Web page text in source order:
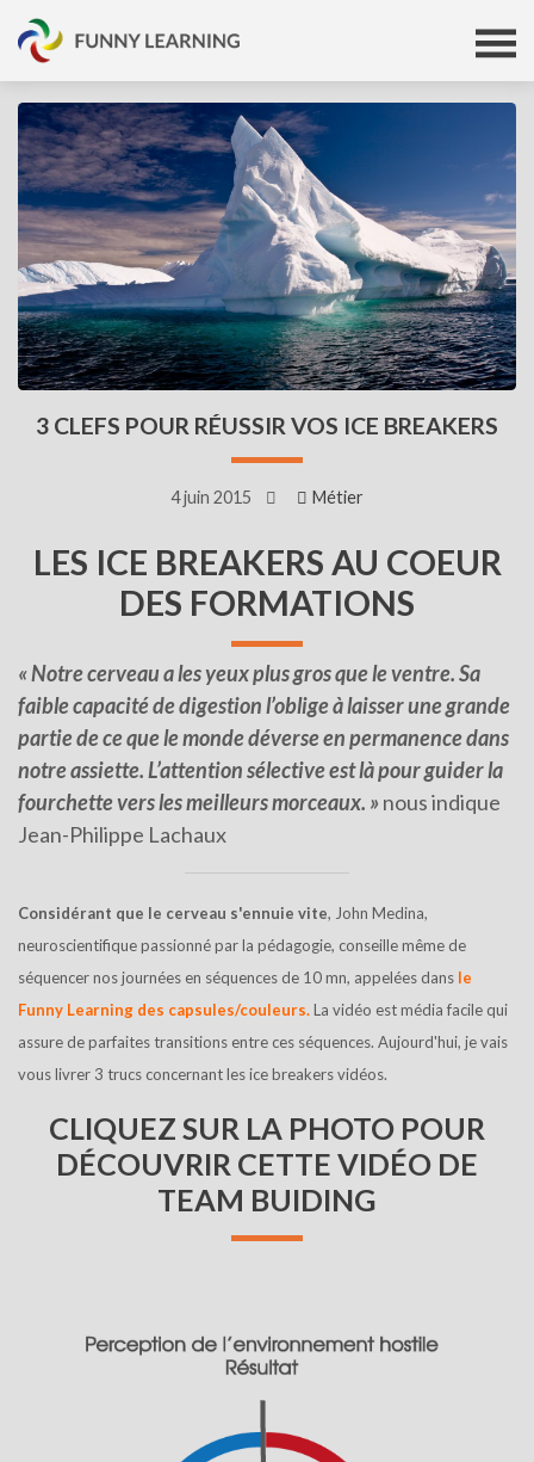
3 CLEFS POUR RÉUSSIR VOS ICE BREAKERS
4 juin 2015 Métier
LES ICE BREAKERS AU COEUR
DES FORMATIONS
«Notre cerveau a les yeux plus gros que le ventre. Sa
faible capacité de digestion l’oblige à laisser une grande
partie de ce que le monde déverse en permanence dans
notre assiette. L’attention sélective est là pour guider la
fourchette vers les meilleurs morceaux. »nous indique
Jean-Philippe Lachaux
Considérant que le cerveau s'ennuie vite, John Medina,
neuroscientifique passionné par la pédagogie, conseille même de
séquencer nos journées en séquences de 10 mn, appelées dans le
Funny Learning des capsules/couleurs.La vidéo est média facile qui
assure de parfaites transitions entre ces séquences. Aujourd'hui, je vais
vous livrer 3 trucs concernant les ice breakers vidéos.
CLIQUEZ SUR LA PHOTO POUR
DÉCOUVRIR CETTE VIDÉO DE
TEAM BUIDING